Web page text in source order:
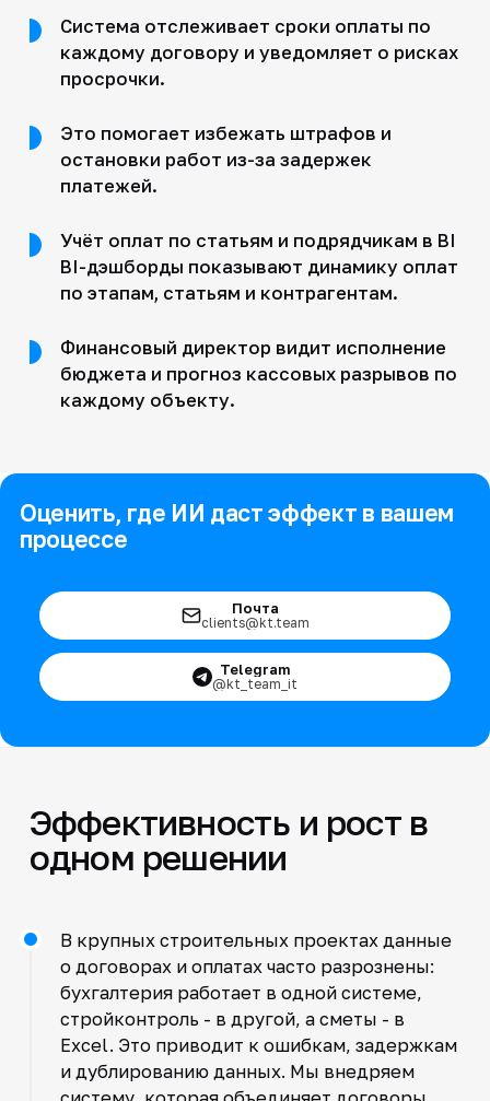
Система отслеживает сроки оплаты по
каждому договору и уведомляет о рисках
просрочки.
Это помогает избежать штрафов и
остановки работ из-за задержек
платежей.
Учёт оплат по статьям и подрядчикам в BI
BI-дэшборды показывают динамику оплат
по этапам, статьям и контрагентам.
Финансовый директор видит исполнение
бюджета и прогноз кассовых разрывов по
каждому объекту.
Оценить, где ИИ даст эффект в вашем
процессе
Почта
clients@kt.team
Telegram
@kt_team_it
Эффективность и рост в
одном решении
В крупных строительных проектах данные
о договорах и оплатах часто разрознены:
бухгалтерия работает в одной системе,
стройконтроль - в другой, а сметы - в
Excel. Это приводит к ошибкам, задержкам
и дублированию данных. Мы внедряем